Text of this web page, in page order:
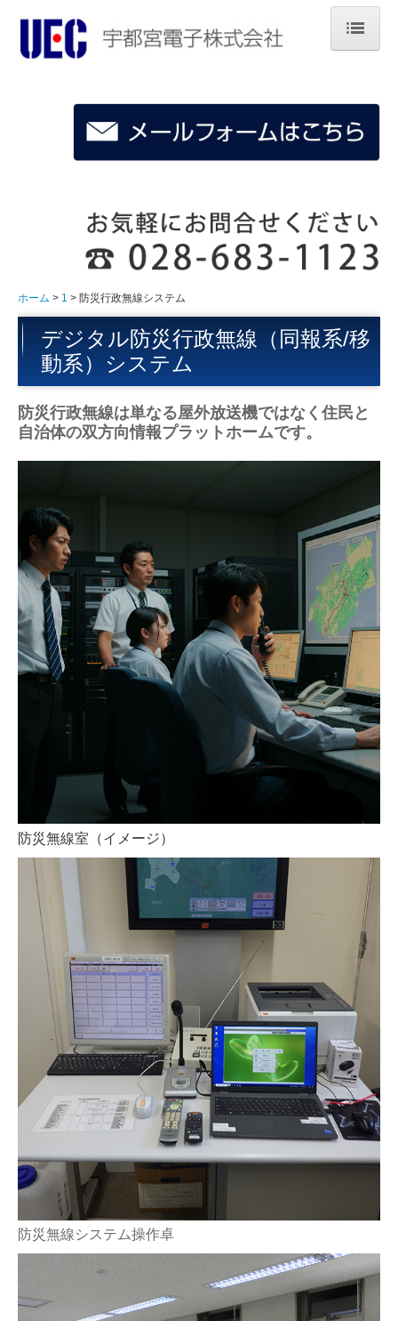
製品とサービス
採用のご案内
ホーム 1 防災行政無線システム
デジタル防災行政無線（同報系/移
動系）システム
防災行政無線は単なる屋外放送機ではなく住民と
自治体の双方向情報プラットホームです。
防災無線室（イメージ）
防災無線システム操作卓